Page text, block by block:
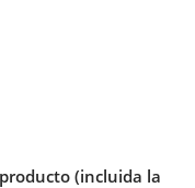
(incluida la